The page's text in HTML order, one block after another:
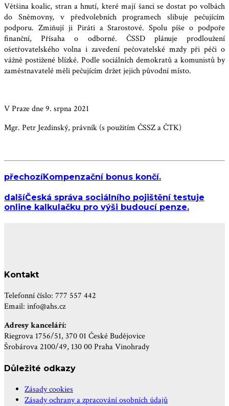
Většina koalic, stran a hnutí, které mají šanci se dostat po volbách
do Sněmovny, v předvolebních programech slibuje pečujícím
podporu. Zmiňují ji Piráti a Starostové. Spolu píše o podpoře
finanční, Přísaha o odborné. ČSSD plánuje prodloužení
ošetřovatelského volna i zavedení pečovatelské mzdy při péči o
vážně postižené blízké. Podle sociálních demokratů a komunistů by
zaměstnavatelé měli pečujícím držet jejich původní místo.
V Praze dne 9. srpna 2021
Mgr. Petr Jezdinský, právník (s použitím ČSSZ a ČTK)
přechozíKompenzační bonus končí.
dalšíČeská správa sociálního pojištění testuje
online kalkulačku pro výši budoucí penze.
Kontakt
Telefonní číslo: 777 557 442
Email: info@ahs.cz
Adresy kanceláří:
Riegrova 1756/51, 370 01 České Budějovice
Šrobárova 2100/49, 130 00 Praha Vinohrady
Důležité odkazy
Zásady cookies
Zásady ochrany a zpracování osobních údajů